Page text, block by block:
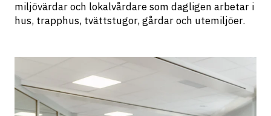
miljövärdar och lokalvårdare som dagligen arbetar i
hus, trapphus, tvättstugor, gårdar och utemiljöer.